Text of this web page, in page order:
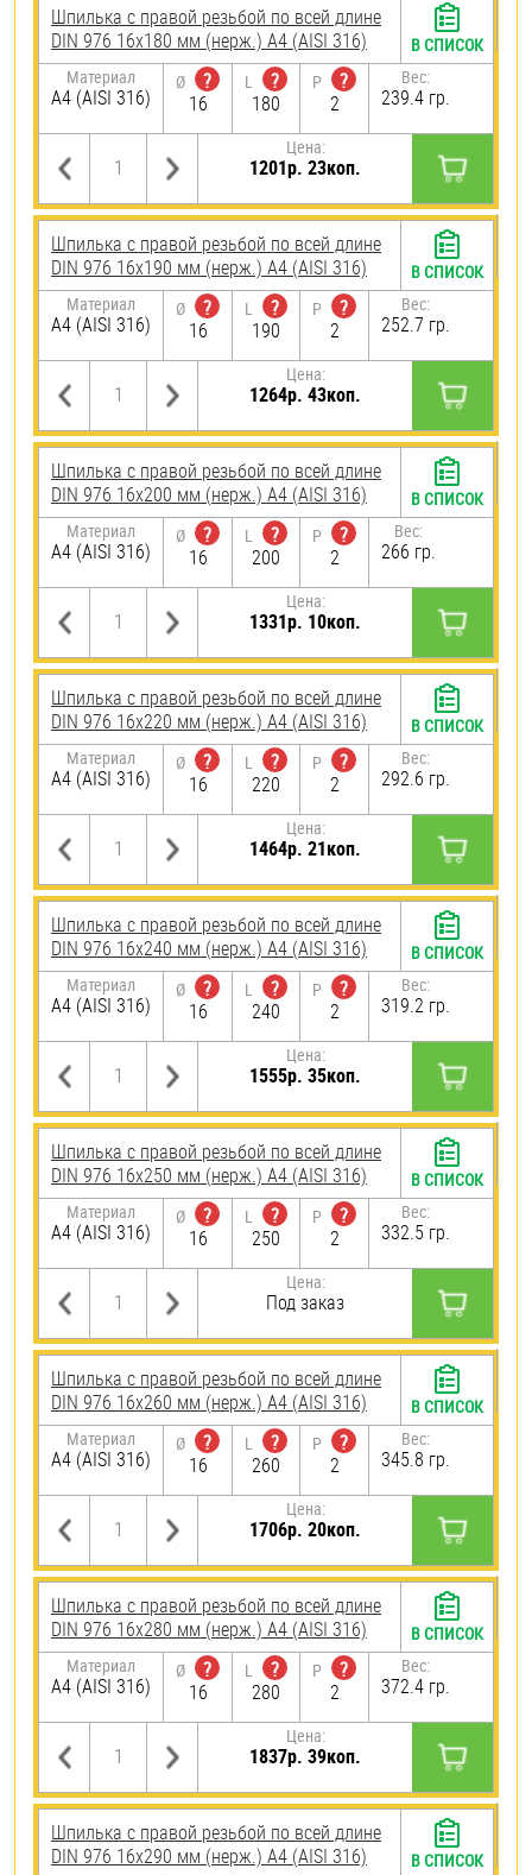
Шпилька с правой резьбой по всей длине
DIN 976 16х180 мм (нерж.) A4 (AISI 316)
Материал
A4 (AISI 316)
Ø
?
16
L
?
180
P
?
2
Вес:
239.4 гр.
Цена:
1201р. 23коп.
В СПИСОК
Шпилька с правой резьбой по всей длине
DIN 976 16х190 мм (нерж.) A4 (AISI 316)
Материал
A4 (AISI 316)
Ø
?
16
L
?
190
P
?
2
Вес:
252.7 гр.
Цена:
1264р. 43коп.
В СПИСОК
Шпилька с правой резьбой по всей длине
DIN 976 16х200 мм (нерж.) A4 (AISI 316)
Материал
A4 (AISI 316)
Ø
?
16
L
?
200
P
?
2
Вес:
266 гр.
Цена:
1331р. 10коп.
В СПИСОК
Шпилька с правой резьбой по всей длине
DIN 976 16х220 мм (нерж.) A4 (AISI 316)
Материал
A4 (AISI 316)
Ø
?
16
L
?
220
P
?
2
Вес:
292.6 гр.
Цена:
1464р. 21коп.
В СПИСОК
Шпилька с правой резьбой по всей длине
DIN 976 16х240 мм (нерж.) A4 (AISI 316)
Материал
A4 (AISI 316)
Ø
?
16
L
?
240
P
?
2
Вес:
319.2 гр.
Цена:
1555р. 35коп.
В СПИСОК
Шпилька с правой резьбой по всей длине
DIN 976 16х250 мм (нерж.) A4 (AISI 316)
Материал
A4 (AISI 316)
Ø
?
16
L
?
250
P
?
2
Вес:
332.5 гр.
Цена:
Под заказ
В СПИСОК
Шпилька с правой резьбой по всей длине
DIN 976 16х260 мм (нерж.) A4 (AISI 316)
Материал
A4 (AISI 316)
Ø
?
16
L
?
260
P
?
2
Вес:
345.8 гр.
Цена:
1706р. 20коп.
В СПИСОК
Шпилька с правой резьбой по всей длине
DIN 976 16х280 мм (нерж.) A4 (AISI 316)
Материал
A4 (AISI 316)
Ø
?
16
L
?
280
P
?
2
Вес:
372.4 гр.
Цена:
1837р. 39коп.
В СПИСОК
Шпилька с правой резьбой по всей длине
DIN 976 16х290 мм (нерж.) A4 (AISI 316)
В СПИСОК